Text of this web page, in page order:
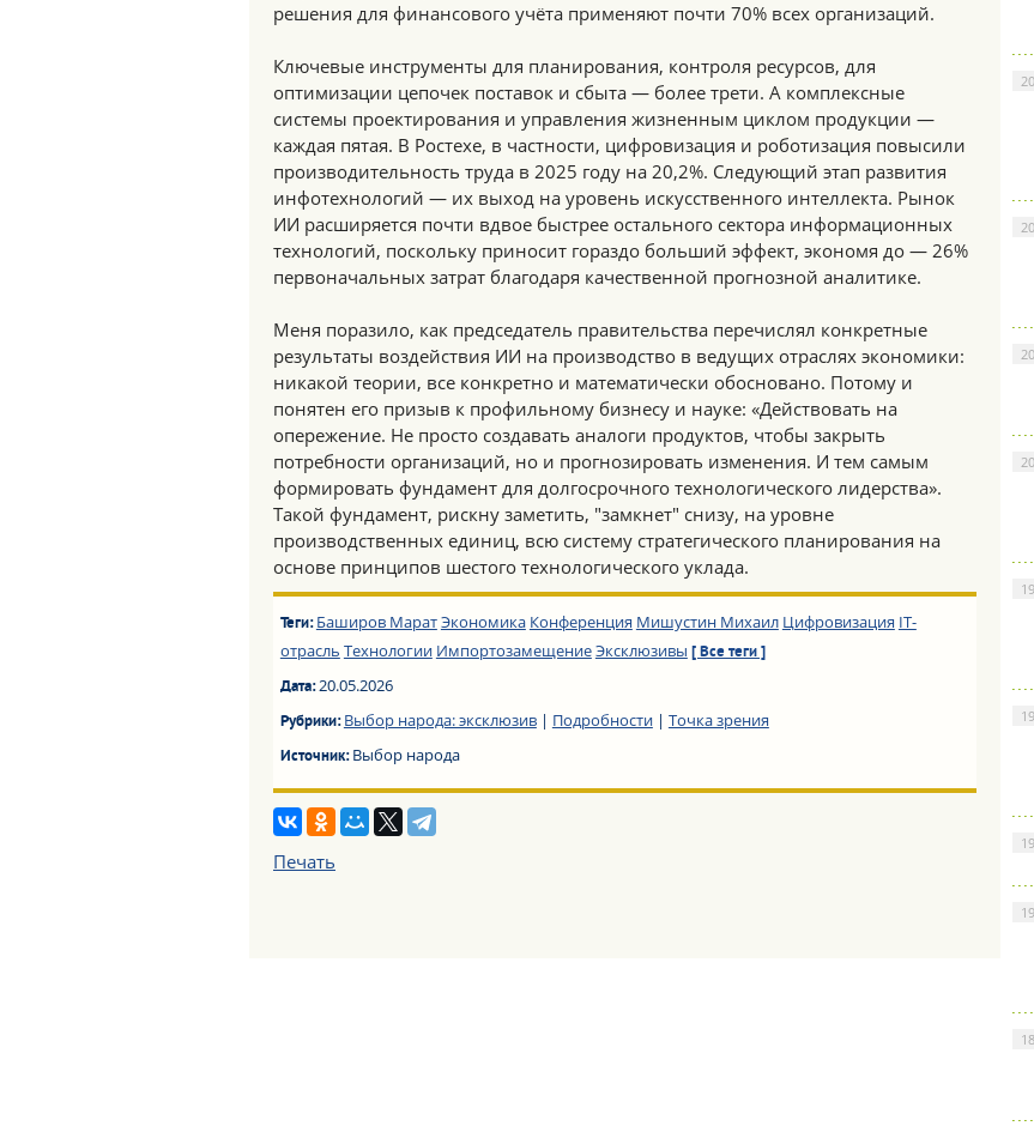
решения для финансового учёта применяют почти 70% всех организаций.
Ключевые инструменты для планирования, контроля ресурсов, для
оптимизации цепочек поставок и сбыта — более трети. А комплексные
системы проектирования и управления жизненным циклом продукции —
каждая пятая. В Ростехе, в частности, цифровизация и роботизация повысили
производительность труда в 2025 году на 20,2%. Следующий этап развития
инфотехнологий — их выход на уровень искусственного интеллекта. Рынок
ИИ расширяется почти вдвое быстрее остального сектора информационных
технологий, поскольку приносит гораздо больший эффект, экономя до — 26%
первоначальных затрат благодаря качественной прогнозной аналитике.
Меня поразило, как председатель правительства перечислял конкретные
результаты воздействия ИИ на производство в ведущих отраслях экономики:
никакой теории, все конкретно и математически обосновано. Потому и
понятен его призыв к профильному бизнесу и науке: «Действовать на
опережение. Не просто создавать аналоги продуктов, чтобы закрыть
потребности организаций, но и прогнозировать изменения. И тем самым
формировать фундамент для долгосрочного технологического лидерства».
Такой фундамент, рискну заметить, "замкнет" снизу, на уровне
производственных единиц, всю систему стратегического планирования на
основе принципов шестого технологического уклада.
Теги: Баширов МаратЭкономика Конференция Мишустин Михаил Цифровизация IT-
отрасль Технологии ИмпортозамещениеЭксклюзивы [ Все теги ]
Дата:20.05.2026
Рубрики:Выбор народа: эксклюзив| Подробности| Точка зрения
Источник:Выбор народа
Печать